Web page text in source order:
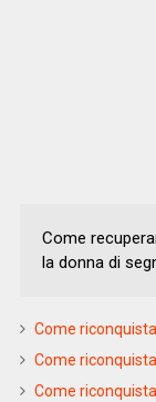
Come
la donna di
Come
Come
Come